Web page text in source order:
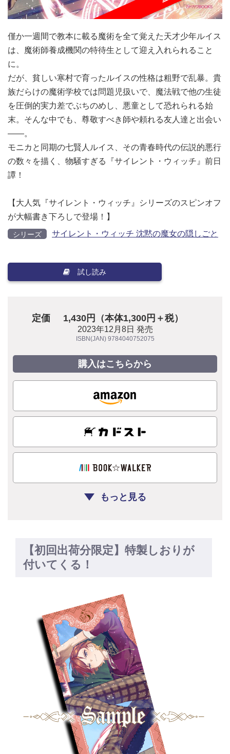
僅か一週間で教本に載る魔術を全て覚えた天才少年ルイス
は、魔術師養成機関の特待生として迎え入れられること
に。
だが、貧しい寒村で育ったルイスの性格は粗野で乱暴。貴
族だらけの魔術学校では問題児扱いで、魔法戦で他の生徒
を圧倒的実力差でぶちのめし、悪童として恐れられる始
末。そんな中でも、尊敬すべき師や頼れる友人達と出会い
――。
モニカと同期の七賢人ルイス、その青春時代の伝説的悪行
の数々を描く、物騒すぎる『サイレント・ウィッチ』前日
譚！
【大人気『サイレント・ウィッチ』シリーズのスピンオフ
が大幅書き下ろしで登場！】
シリーズ サイレント・ウィッチ 沈黙の魔女の隠しごと
試し読み
定価 1,430円（本体1,300円＋税）
2023年12月8日 発売
ISBN(JAN) 9784040752075
購入はこちらから
もっと見る
【初回出荷分限定】特製しおりが
付いてくる！